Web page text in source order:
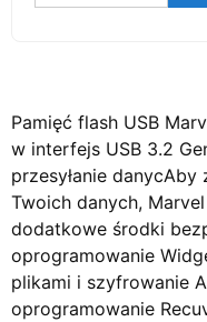
Pamięć flash USB
w interfejs USB 3.2
przesyłanie
Twoich danych,
dodatkowe środki
oprogramowanie
plikami i szyfrowanie
oprogramowanie